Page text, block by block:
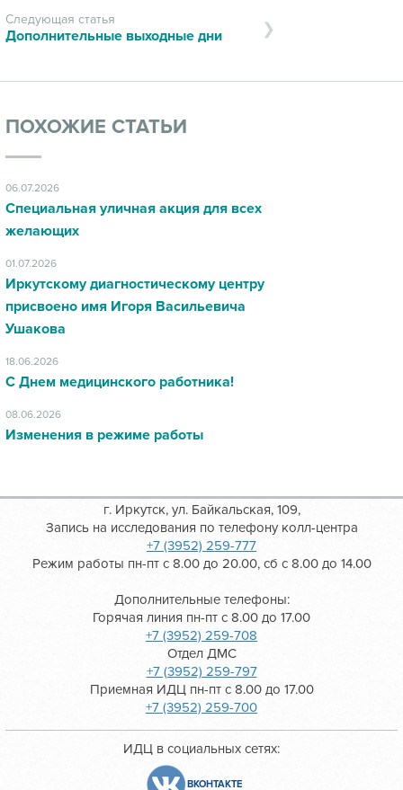
Следующая статья
Дополнительные выходные дни
ПОХОЖИЕ СТАТЬИ
06.07.2026
Специальная уличная акция для всех
желающих
01.07.2026
Иркутскому диагностическому центру
присвоено имя Игоря Васильевича
Ушакова
18.06.2026
С Днем медицинского работника!
08.06.2026
Изменения в режиме работы
г. Иркутск, ул. Байкальская, 109,
Запись на исследования по телефону колл-центра
+7 (3952) 259-777
Режим работы пн-пт с 8.00 до 20.00, сб с 8.00 до 14.00
Дополнительные телефоны:
Горячая линия пн-пт с 8.00 до 17.00
+7 (3952) 259-708
Отдел ДМС
+7 (3952) 259-797
Приемная ИДЦ пн-пт с 8.00 до 17.00
+7 (3952) 259-700
ИДЦ в социальных сетях:
ВКОНТАКТЕ